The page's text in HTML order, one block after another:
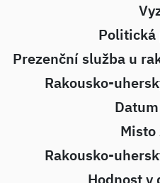
Prezenční služba u
Rakousko-
Rakousko-
Hodnost v